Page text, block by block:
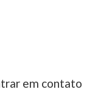
em contato